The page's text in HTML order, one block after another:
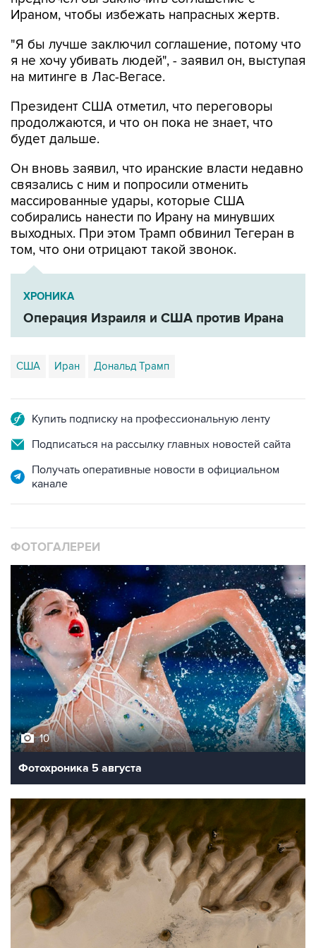
Ираном, чтобы избежать напрасных жертв.
"Я бы лучше заключил соглашение, потому что
я не хочу убивать людей", - заявил он, выступая
на митинге в Лас-Вегасе.
Президент США отметил, что переговоры
продолжаются, и что он пока не знает, что
будет дальше.
Он вновь заявил, что иранские власти недавно
связались с ним и попросили отменить
массированные удары, которые США
собирались нанести по Ирану на минувших
выходных. При этом Трамп обвинил Тегеран в
том, что они отрицают такой звонок.
ХРОНИКА
Операция Израиля и США против Ирана
США Иран Дональд Трамп
Купить подписку на профессиональную ленту
Подписаться на рассылку главных новостей сайта
Получать оперативные новости в официальном
канале
ФОТОГАЛЕРЕИ
10
Фотохроника 5 августа